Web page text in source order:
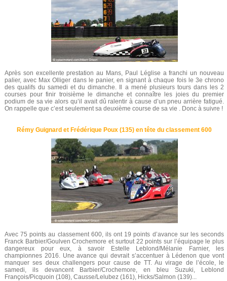
Après son excellente prestation au Mans, Paul Léglise a franchi un nouveau
palier, avec Max Olliger dans le panier, en signant à chaque fois le 3e chrono
des qualifs du samedi et du dimanche. Il a mené plusieurs tours dans les 2
courses pour finir troisième le dimanche et connaître les joies du premier
podium de sa vie alors qu’il avait dû ralentir à cause d’un pneu arrière fatigué.
On rappelle que c’est seulement sa deuxième course de sa vie . Donc à suivre !
Rémy Guignard et Frédérique Poux (135) en tête du classement 600
Avec 75 points au classement 600, ils ont 19 points d’avance sur les seconds
Franck Barbier/Goulven Crochemore et surtout 22 points sur l’équipage le plus
dangereux pour eux, à savoir Estelle Leblond/Mélanie Farnier, les
championnes 2016. Une avance qui devrait s’accentuer à Lédenon que vont
manquer ses deux challengers pour cause de TT. Au virage de l’école, le
samedi, ils devancent Barbier/Crochemore, en bleu Suzuki, Leblond
François/Picquoin (108), Causse/Lelubez (161), Hicks/Salmon (139)...